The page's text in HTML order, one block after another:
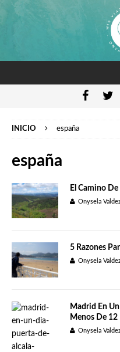
INICIO españa
españa
El Camino
Onysela
5 Razones
Onysela
Madrid En
Menos De 12
Onysela